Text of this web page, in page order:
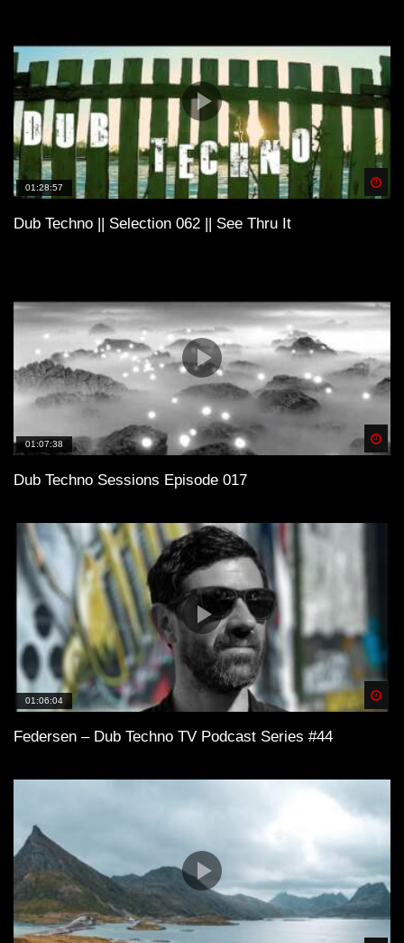
01:28:57
Dub Techno || Selection 062 || See Thru It
01:07:38
Dub Techno Sessions Episode 017
01:06:04
Federsen – Dub Techno TV Podcast Series #44